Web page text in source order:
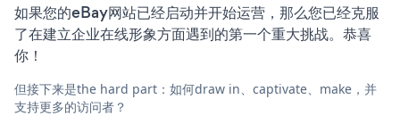
如果您的eBay网站已经启动并开始运营，那么您已经克服
了在建立企业在线形象方面遇到的第一个重大挑战。恭喜
你！
但接下来是the hard part：如何draw in、captivate、make，并
支持更多的访问者？